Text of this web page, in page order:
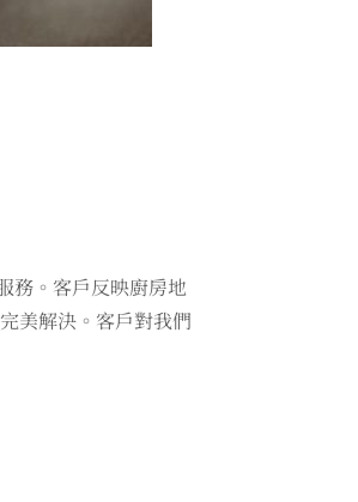
務。客戶反映廚房地
美解決。客戶對我們